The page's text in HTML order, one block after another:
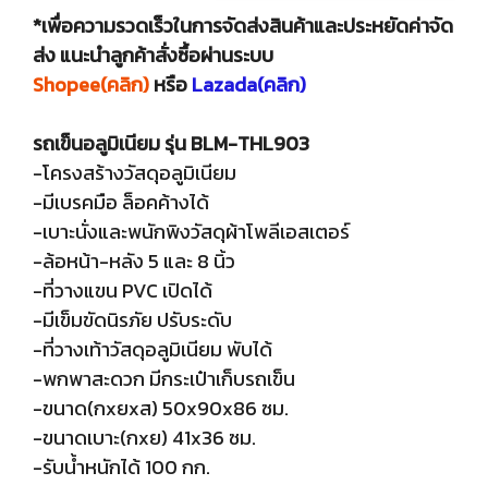
*เพื่อความรวดเร็วในการจัดส่งสินค้าและประหยัดค่าจัด
ส่ง แนะนำลูกค้าสั่งซื้อผ่านระบบ
Shopee(คลิก)หรือLazada(คลิก)
รถเข็นอลูมิเนียม รุ่น BLM-THL903
-โครงสร้างวัสดุอลูมิเนียม
-มีเบรคมือ ล็อคค้างได้
-เบาะนั่งและพนักพิงวัสดุผ้าโพลีเอสเตอร์
-ล้อหน้า-หลัง 5 และ 8 นิ้ว
-ที่วางแขน PVC เปิดได้
-มีเข็มขัดนิรภัย ปรับระดับ
-ที่วางเท้าวัสดุอลูมิเนียม พับได้
-พกพาสะดวก มีกระเป๋าเก็บรถเข็น
-ขนาด(กxยxส) 50x90x86 ซม.
-ขนาดเบาะ(กxย) 41x36 ซม.
-รับน้ำหนักได้ 100 กก.